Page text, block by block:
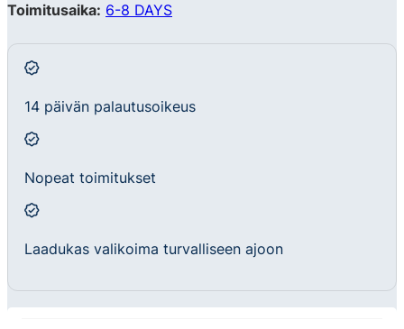
Toimitusaika: 6-8 DAYS
14 päivän palautusoikeus
Nopeat toimitukset
Laadukas valikoima turvalliseen ajoon